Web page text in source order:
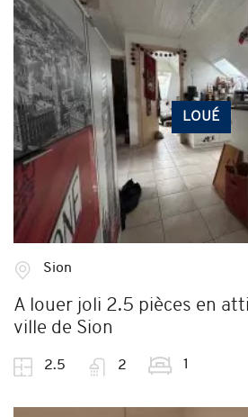
LOUÉ
Sion
A louer joli 2.5 pièces en
ville de Sion
2.5 2 1